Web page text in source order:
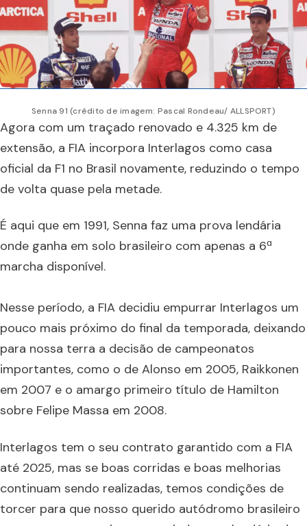
Senna 91 (crédito de imagem: Pascal Rondeau/ ALLSPORT)
Agora com um traçado renovado e 4.325 km de
extensão, a FIA incorpora Interlagos como casa
oficial da F1 no Brasil novamente, reduzindo o tempo
de volta quase pela metade.
É aqui que em 1991, Senna faz uma prova lendária
onde ganha em solo brasileiro com apenas a 6ª
marcha disponível.
Nesse período, a FIA decidiu empurrar Interlagos um
pouco mais próximo do final da temporada, deixando
para nossa terra a decisão de campeonatos
importantes, como o de Alonso em 2005, Raikkonen
em 2007 e o amargo primeiro título de Hamilton
sobre Felipe Massa em 2008.
Interlagos tem o seu contrato garantido com a FIA
até 2025, mas se boas corridas e boas melhorias
continuam sendo realizadas, temos condições de
torcer para que nosso querido autódromo brasileiro